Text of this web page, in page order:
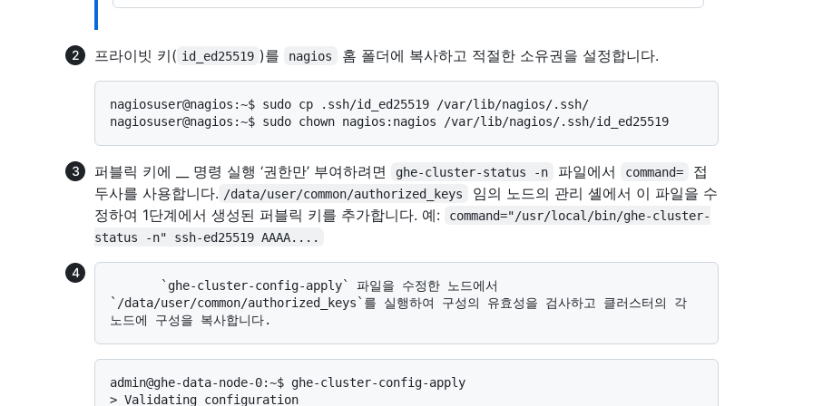
프라이빗 키( id_ed25519 )를 nagios 홈 폴더에 복사하고 적절한 소유권을 설정합니다.
nagiosuser@nagios:~$ sudo cp .ssh/id_ed25519 /var/lib/nagios/.ssh/
퍼블릭 키에 __ 명령 실행 ‘권한만’ 부여하려면 ghe-cluster-status -n 파일에서 command=
접
두사를 사용합니다. /data/user/common/authorized_keys
임의 노드의 관리 셸에서 이 파일을 수
정하여 1단계에서 생성된 퍼블릭 키를 추가합니다. 예:
command="/usr/local/bin/ghe-cluster-
status -n" ssh-ed25519 AAAA....
`/data/user/common/authorized_keys`를 실행하여 구성의 유효성을 검사하고 클러스터의 각
> Validating configuration